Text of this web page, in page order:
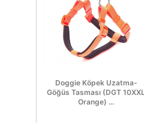
Doggie Köpek Uzatma-
Göğüs Tasması (DGT 10XXL
Orange) ...